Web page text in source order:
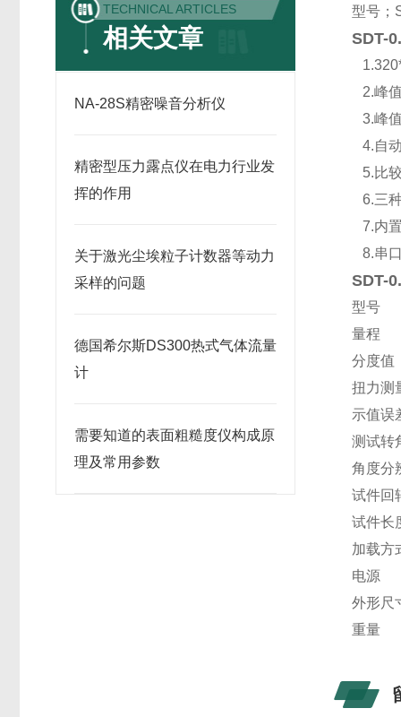
TECHNICAL ARTICLES
相关文章
NA-28S精密噪音分析仪
精密型压力露点仪在电力行业发
挥的作用
关于激光尘埃粒子计数器等动力
采样的问题
德国希尔斯DS300热式气体流量
计
需要知道的表面粗糙度仪构成原
理及常用参数
型号；
SDT-
2.峰
3.峰
4.自
5.比
6.三
7.内
8.串
SDT-
型号
量程
分度值
扭力测
示值误
测试转
角度分
试件回
试件长
加载方
电源
外形尺
重量